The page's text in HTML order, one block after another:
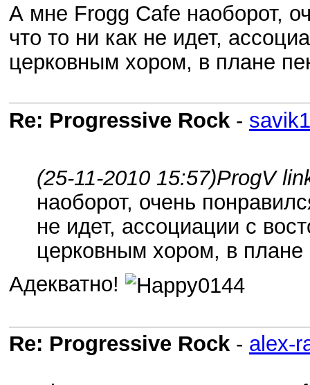
А мне Frogg Cafe наоборот,
что то ни как не идет,
церковным хором, в плане
Re: Progressive Rock -
(25-11-2010 15:57)ProgV
наоборот, очень
не идет, ассоциации с
церковным хором, в плане
Адекватно!
Re: Progressive Rock - alex-